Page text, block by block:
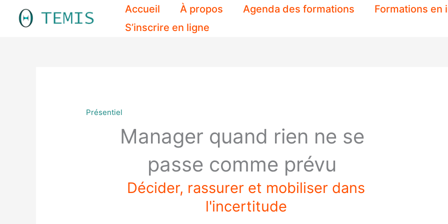
Accueil À propos Agenda des formations
Formations en
S’inscrire en ligne
Présentiel
Manager quand rien ne se
passe comme prévu
Décider, rassurer et mobiliser dans
l'incertitude